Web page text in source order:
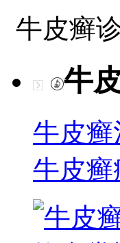
牛皮癣
牛
牛皮癣
牛皮癣